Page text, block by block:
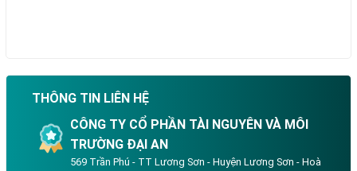
THÔNG TIN LIÊN HỆ
CÔNG TY CỔ PHẦN TÀI NGUYÊN VÀ MÔI
TRƯỜNG ĐẠI AN
569 Trần Phú - TT Lương Sơn - Huyện Lương Sơn - Hoà